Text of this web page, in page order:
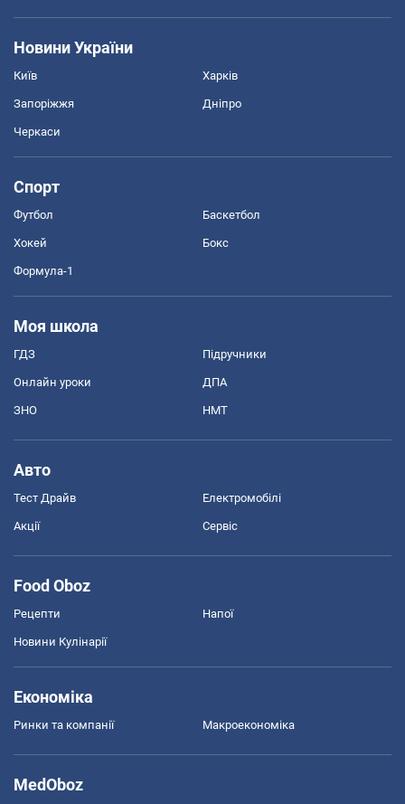
Новини України
Київ Харків
Запоріжжя Дніпро
Черкаси
Спорт
Футбол Баскетбол
Хокей Бокс
Формула-1
Моя школа
ГДЗ Підручники
Онлайн уроки ДПА
ЗНО НМТ
Авто
Тест Драйв Електромобілі
Акції Сервіс
Food Oboz
Рецепти Напої
Новини Кулінарії
Економіка
Ринки та компанії Макроекономіка
MedOboz